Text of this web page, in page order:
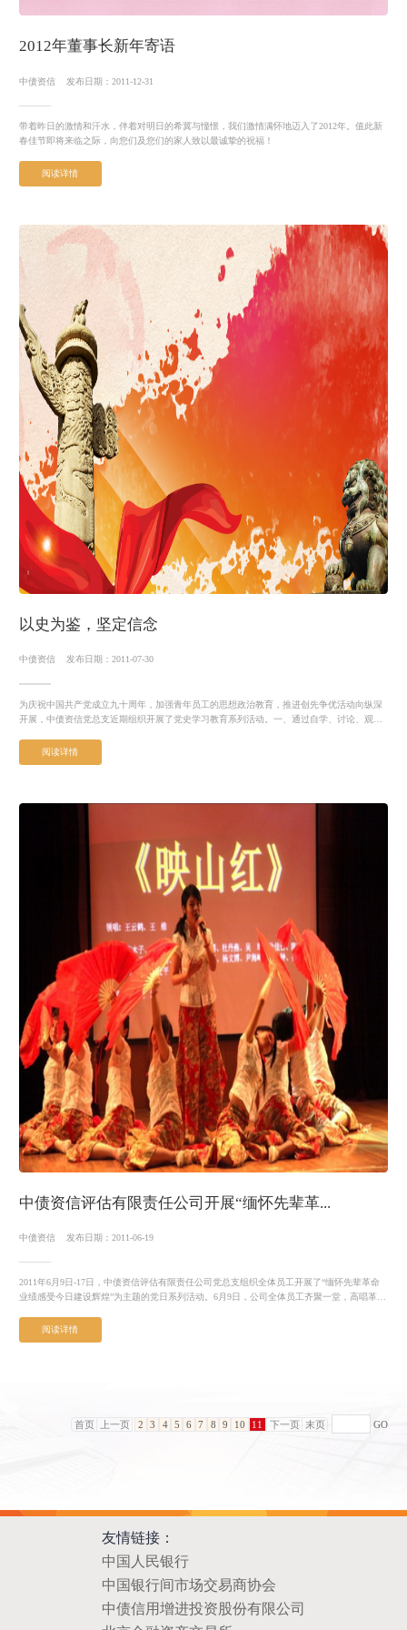
2012年董事长新年寄语
中债资信 发布日期：2011-12-31
带着昨日的激情和汗水，伴着对明日的希冀与憧憬，我们激情满怀地迈入了2012年。值此新
春佳节即将来临之际，向您们及您们的家人致以最诚挚的祝福！
阅读详情
以史为鉴，坚定信念
中债资信 发布日期：2011-07-30
为庆祝中国共产党成立九十周年，加强青年员工的思想政治教育，推进创先争优活动向纵深
开展，中债资信党总支近期组织开展了党史学习教育系列活动。一、通过自学、讨论、观影
阅读详情
中债资信评估有限责任公司开展“缅怀先辈革...
中债资信 发布日期：2011-06-19
2011年6月9日-17日，中债资信评估有限责任公司党总支组织全体员工开展了“缅怀先辈革命
业绩感受今日建设辉煌”为主题的党日系列活动。6月9日，公司全体员工齐聚一堂，高唱革命
阅读详情
首页 上一页 2 3 4 5 6 7 8 9 10 11 下一页 末页 GO
友情链接：
中国人民银行
中国银行间市场交易商协会
中债信用增进投资股份有限公司